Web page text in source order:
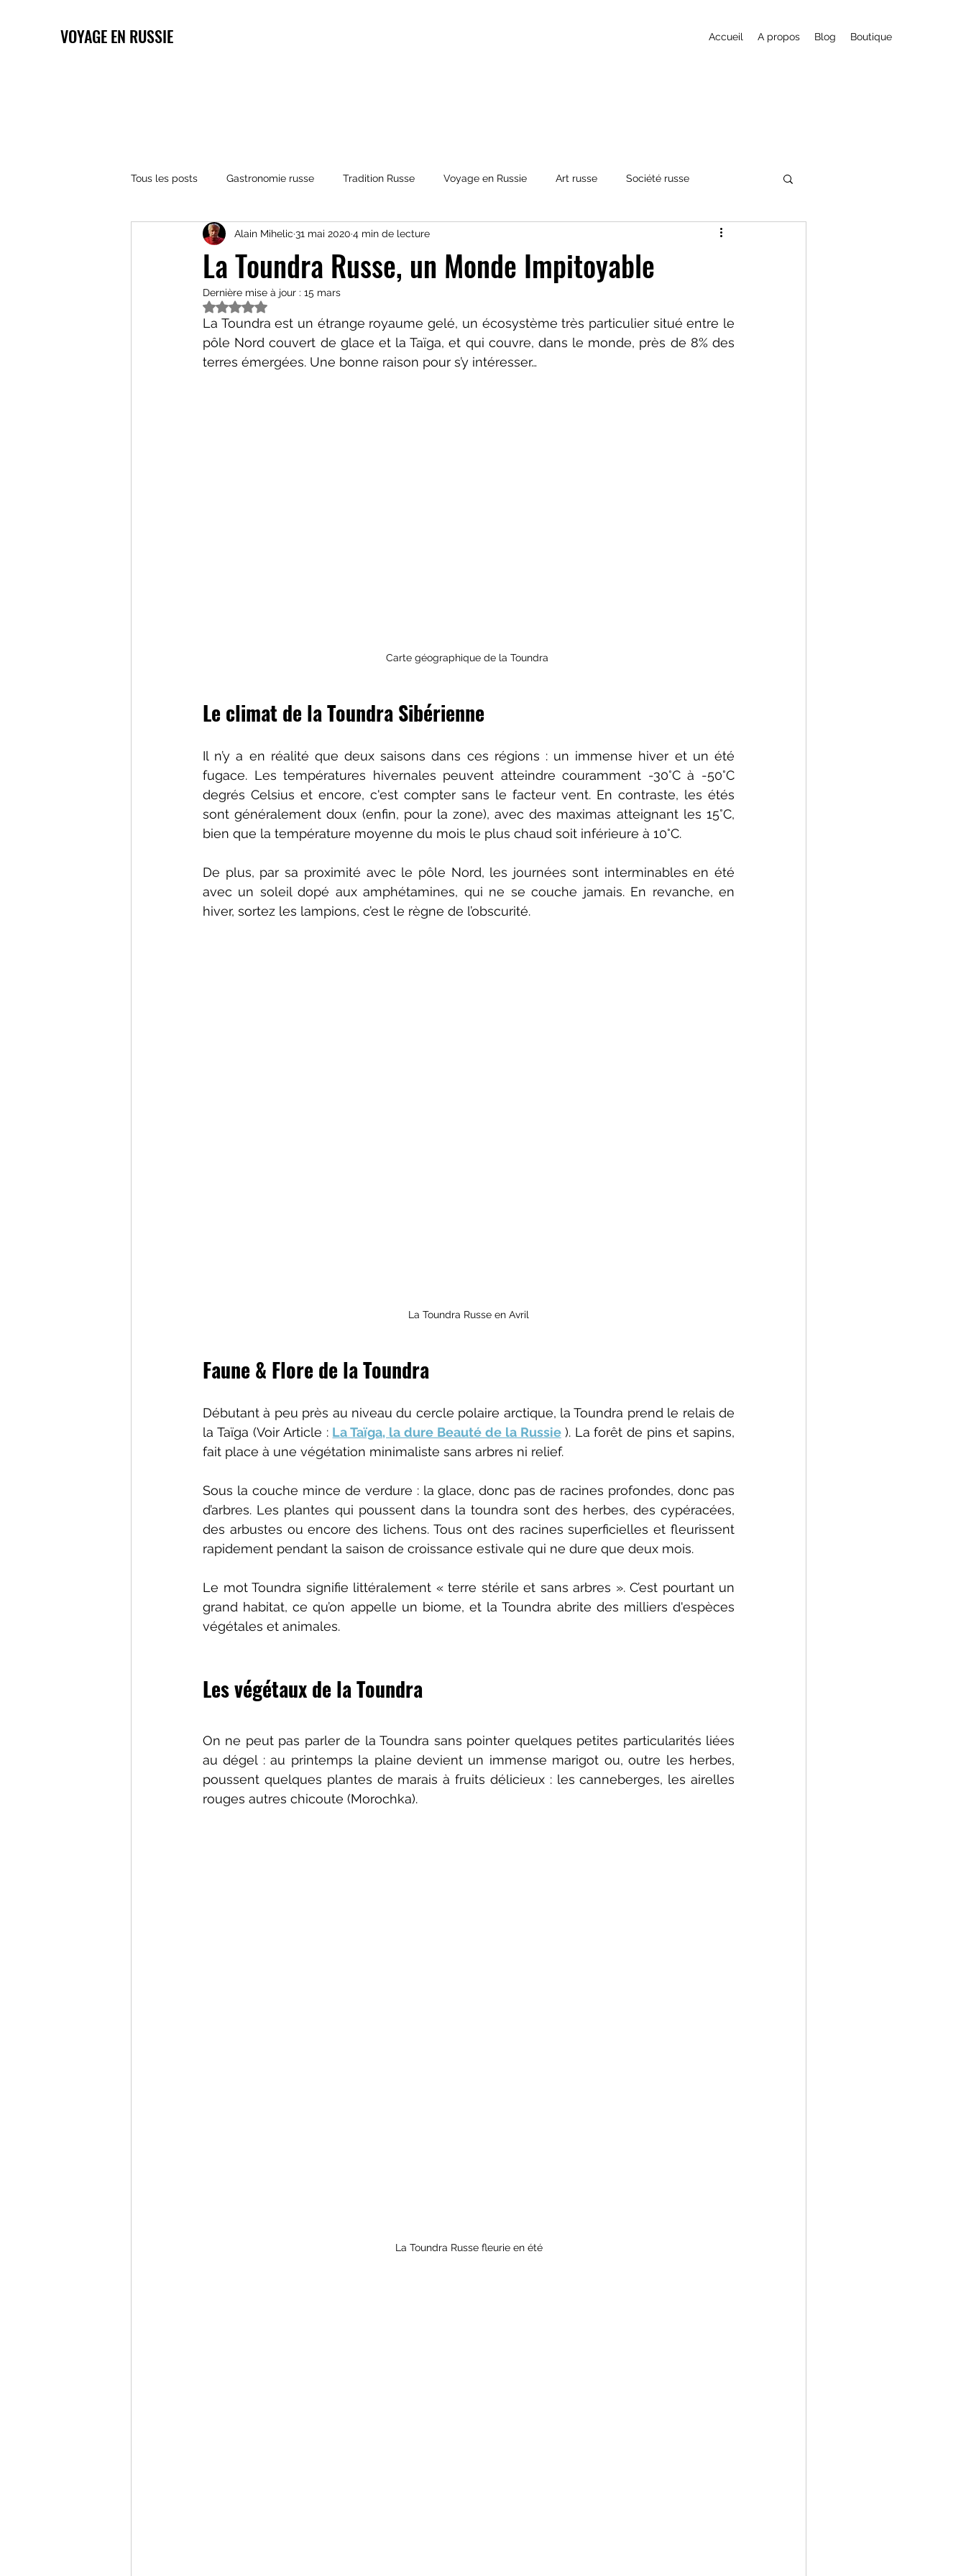
VOYAGE EN RUSSIE Accueil A propos Blog Boutique
Tous les posts Gastronomie russe Tradition Russe Voyage en Russie Art russe Société russe
Architecture russe Religions et Mythologies Histoire de la Russie
La Toundra Russe, un Monde Impitoyable
Alain Mihelic 31 mai 2020 4 min de lecture
Dernière mise à jour : 15 mars
Noté NaN étoiles sur 5.
La Toundra est un étrange royaume gelé, un écosystème très particulier situé entre le
pôle Nord couvert de glace et la Taïga, et qui couvre, dans le monde, près de 8% des
terres émergées. Une bonne raison pour s’y intéresser…
Carte géographique de la Toundra
Le climat de la Toundra Sibérienne
Il n’y a en réalité que deux saisons dans ces régions : un immense hiver et un été
fugace. Les températures hivernales peuvent atteindre couramment -30°C à -50°C
degrés Celsius et encore, c'est compter sans le facteur vent. En contraste, les étés
sont généralement doux (enfin, pour la zone), avec des maximas atteignant les 15°C,
bien que la température moyenne du mois le plus chaud soit inférieure à 10°C.
De plus, par sa proximité avec le pôle Nord, les journées sont interminables en été
avec un soleil dopé aux amphétamines, qui ne se couche jamais. En revanche, en
hiver, sortez les lampions, c’est le règne de l’obscurité.
La Toundra Russe en Avril
Faune & Flore de la Toundra
Débutant à peu près au niveau du cercle polaire arctique, la Toundra prend le relais de
la Taïga (Voir Article : La Taïga, la dure Beauté de la Russie ). La forêt de pins et sapins,
fait place à une végétation minimaliste sans arbres ni relief.
Sous la couche mince de verdure : la glace, donc pas de racines profondes, donc pas
d’arbres. Les plantes qui poussent dans la toundra sont des herbes, des cypéracées,
des arbustes ou encore des lichens. Tous ont des racines superficielles et fleurissent
rapidement pendant la saison de croissance estivale qui ne dure que deux mois.
Le mot Toundra signifie littéralement « terre stérile et sans arbres ». C’est pourtant un
grand habitat, ce qu’on appelle un biome, et la Toundra abrite des milliers d'espèces
végétales et animales.
Les végétaux de la Toundra
On ne peut pas parler de la Toundra sans pointer quelques petites particularités liées
au dégel : au printemps la plaine devient un immense marigot ou, outre les herbes,
poussent quelques plantes de marais à fruits délicieux : les canneberges, les airelles
rouges autres chicoute (Morochka).
La Toundra Russe fleurie en été